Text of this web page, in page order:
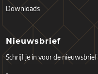
Downloads
Nieuwsbrief
Schrijf je in voor de nieuwsbrief